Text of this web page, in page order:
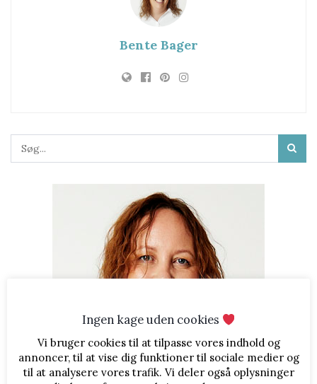
Bente Bager
Ingen kage uden cookies
Vi bruger cookies til at tilpasse vores indhold og
annoncer, til at vise dig funktioner til sociale medier og
til at analysere vores trafik. Vi deler også oplysninger